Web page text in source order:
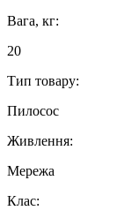
Вага, кг:
20
Тип товару:
Пилосос
Живлення:
Мережа
Клас: